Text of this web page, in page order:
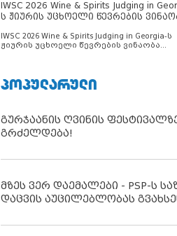
IWSC 2026 Wine & Spirits Judging in
ს ჟიურის უცხოელი წევრების
IWSC 2026 Wine & Spirits Judging in Georgia-ს
ჟიურის უცხოელი წევრების ვინაობა
ᲞᲝᲞᲣᲚᲐᲠᲣᲚᲘ
გურჯაანის ღვინის
გრძელდება!
მზეს ვერ დაემალები - PSP-ს
დაცვის აუცილებლობას